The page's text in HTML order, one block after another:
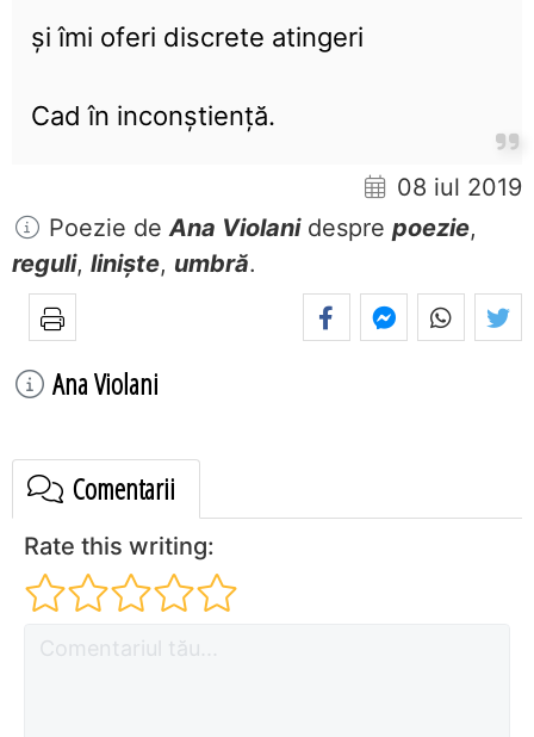
și îmi oferi discrete atingeri
Cad în inconștiență.
08 iul 2019
Poezie deAna Violanidespre poezie,
reguli, liniște, umbră.
Ana Violani
Comentarii
Rate this writing: